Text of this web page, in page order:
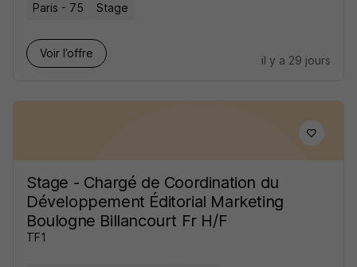
Paris - 75 Stage
Voir l’offre
il y a 29 jours
Stage - Chargé de Coordination du
Développement Éditorial Marketing
Boulogne Billancourt Fr H/F
TF1